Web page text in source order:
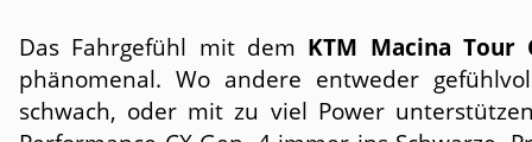
Das Fahrgefühl mit dem KTM Macina Tour
phänomenal. Wo andere entweder
schwach, oder mit zu viel Power